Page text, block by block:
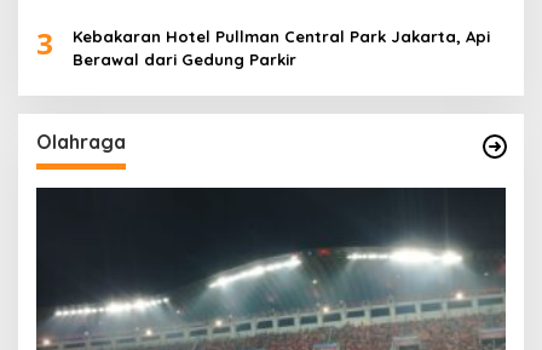
3
Kebakaran Hotel Pullman Central Park Jakarta, Api
Berawal dari Gedung Parkir
Olahraga